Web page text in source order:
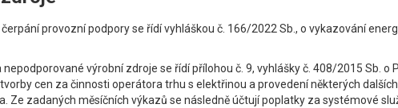
provozní podpory se řídí vyhláškou č. 166/2022 Sb., o vykazování
výrobní zdroje se řídí přílohou č. 9, vyhlášky č. 408/2015 Sb. o
cen za činnosti operátora trhu s elektřinou a provedení některých
Ze zadaných měsíčních výkazů se následně účtují poplatky za systémové